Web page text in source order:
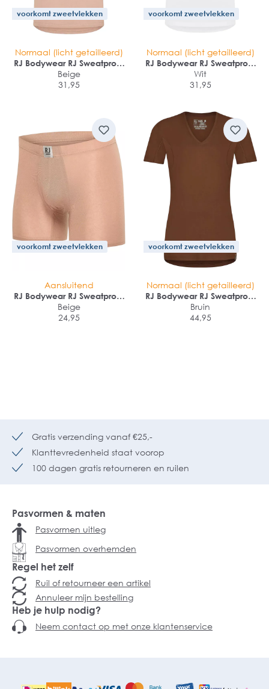
voorkomt zweetvlekken
Normaal (licht getailleerd)
RJ Bodywear RJ Sweatproof
Bergen heren T-shirt (1-
pack)
Beige
31,95
voorkomt zweetvlekken
Normaal (licht getailleerd)
RJ Bodywear RJ Sweatproof
Bergen heren T-shirt (1-
pack)
Wit
31,95
voorkomt zweetvlekken
Aansluitend
RJ Bodywear RJ Sweatproof
Malmo heren boxer (1-
pack)
Beige
24,95
voorkomt zweetvlekken
Normaal (licht getailleerd)
RJ Bodywear RJ Sweatproof
Copenhagen heren T-shirt
(1-pack)
Bruin
44,95
Gratis verzending vanaf €25,-
Klanttevredenheid staat voorop
100 dagen gratis retourneren en ruilen
Pasvormen & maten
Pasvormen uitleg
Pasvormen overhemden
Regel het zelf
Ruil of retourneer een artikel
Annuleer mijn bestelling
Heb je hulp nodig?
Neem contact op met onze klantenservice